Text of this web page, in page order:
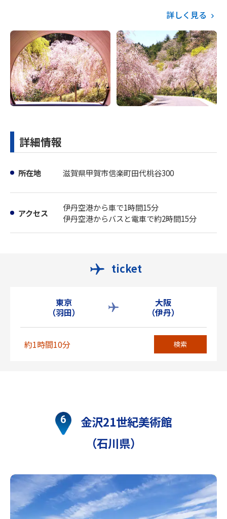
詳しく見る
詳細情報
所在地 滋賀県甲賀市信楽町田代桃谷300
アクセス
伊丹空港から車で1時間15分
伊丹空港からバスと電車で約2時間15分
ticket
東京
（羽田）
大阪
（伊丹）
約1時間10分 検索
金沢21世紀美術館
（石川県）